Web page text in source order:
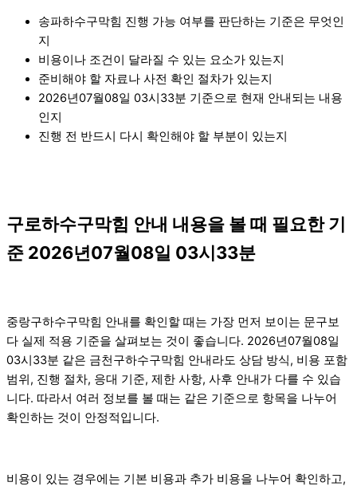
송파하수구막힘 진행 가능 여부를 판단하는 기준은 무엇인
지
비용이나 조건이 달라질 수 있는 요소가 있는지
준비해야 할 자료나 사전 확인 절차가 있는지
2026년07월08일 03시33분 기준으로 현재 안내되는 내용
인지
진행 전 반드시 다시 확인해야 할 부분이 있는지
구로하수구막힘 안내 내용을 볼 때 필요한 기
준 2026년07월08일 03시33분
중랑구하수구막힘 안내를 확인할 때는 가장 먼저 보이는 문구보
다 실제 적용 기준을 살펴보는 것이 좋습니다. 2026년07월08일
03시33분 같은 금천구하수구막힘 안내라도 상담 방식, 비용 포함
범위, 진행 절차, 응대 기준, 제한 사항, 사후 안내가 다를 수 있습
니다. 따라서 여러 정보를 볼 때는 같은 기준으로 항목을 나누어
확인하는 것이 안정적입니다.
비용이 있는 경우에는 기본 비용과 추가 비용을 나누어 확인하고,